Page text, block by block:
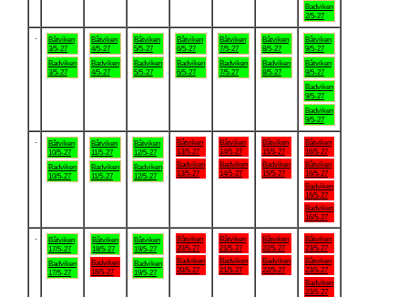
Badviken
2/5-27
Båtviken
3/5-27
Badviken
3/5-27
Båtviken
4/5-27
Badviken
4/5-27
Båtviken
5/5-27
Badviken
5/5-27
Båtviken
6/5-27
Badviken
6/5-27
Båtviken
7/5-27
Badviken
7/5-27
Båtviken
8/5-27
Badviken
8/5-27
Båtviken
9/5-27
Båtviken
9/5-27
Badviken
9/5-27
Badviken
9/5-27
Båtviken
10/5-27
Badviken
10/5-27
Båtviken
11/5-27
Badviken
11/5-27
Båtviken
12/5-27
Badviken
12/5-27
Båtviken
13/5-27
Badviken
13/5-27
Båtviken
14/5-27
Badviken
14/5-27
Båtviken
15/5-27
Badviken
15/5-27
Båtviken
16/5-27
Båtviken
16/5-27
Badviken
16/5-27
Badviken
16/5-27
Båtviken
17/5-27
Badviken
17/5-27
Båtviken
18/5-27
Badviken
18/5-27
Båtviken
19/5-27
Badviken
19/5-27
Båtviken
20/5-27
Badviken
20/5-27
Båtviken
21/5-27
Badviken
21/5-27
Båtviken
22/5-27
Badviken
22/5-27
Båtviken
23/5-27
Båtviken
23/5-27
Badviken
23/5-27